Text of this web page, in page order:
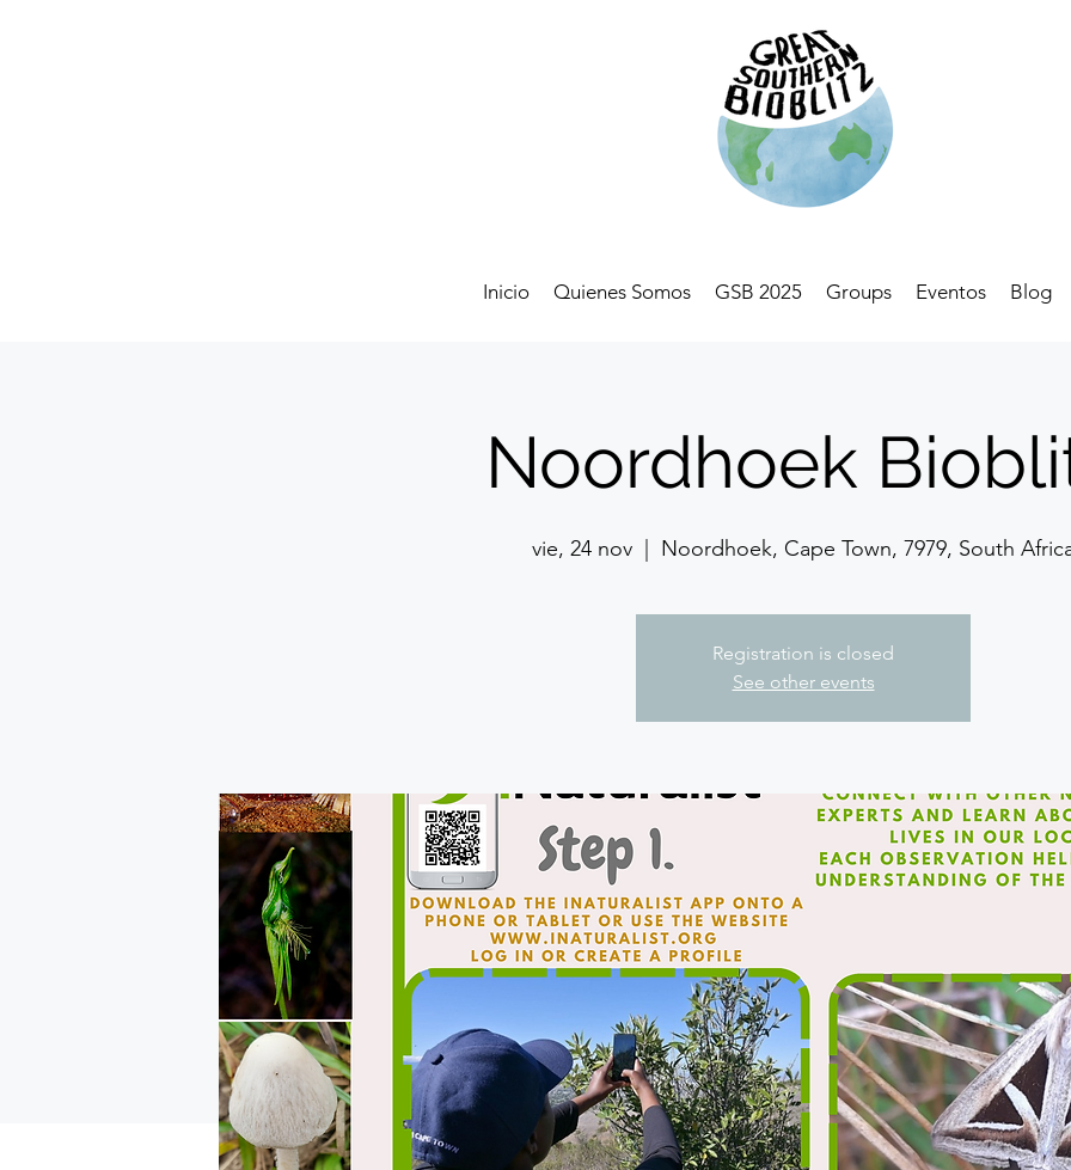
Inicio Quienes Somos GSB 2025 Groups Eventos Blog
Noordhoek
vie, 24 nov Noordhoek, Cape Town, 7979, South
Registration is closed
See other events